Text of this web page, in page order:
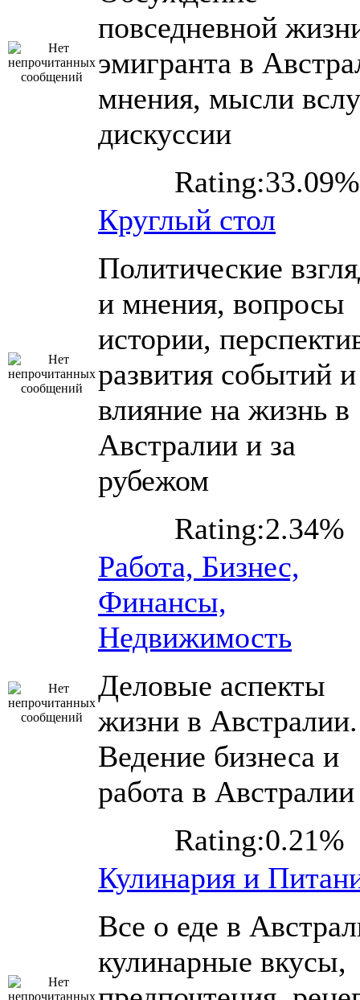
повседневной
эмигранта в
мнения, мысли
дискуссии
Rating:33.09%
Круглый стол
Политические
и мнения, вопросы
истории,
развития событий
влияние на жизнь в
Австралии и за
рубежом
Rating:2.34%
Работа, Бизнес,
Финансы,
Недвижимость
Деловые аспекты
жизни в Австралии.
Ведение бизнеса и
работа в Австралии
Rating:0.21%
Кулинария и
Все о еде в
кулинарные вкусы,